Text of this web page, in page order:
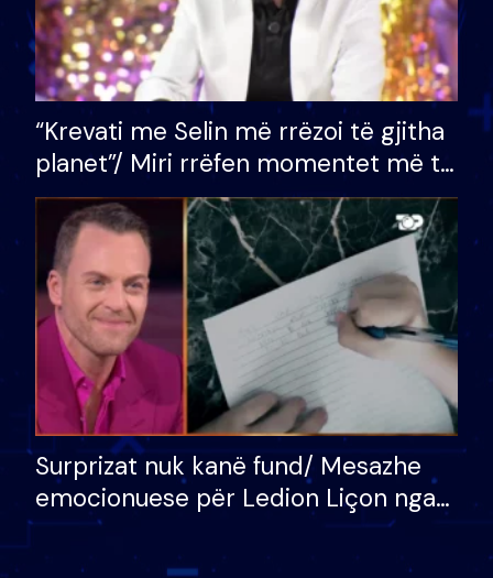
“Krevati me Selin më rrëzoi të gjitha
planet”/ Miri rrëfen momentet më të
bukura në shtëpinë e BB VIP: Do më
mungojë zilja e mëngjesit kur…
Surprizat nuk kanë fund/ Mesazhe
emocionuese për Ledion Liçon nga
nëna dhe fëmijët e tij, moderatori
nuk i mban dot lotët: Nuk meritoj…